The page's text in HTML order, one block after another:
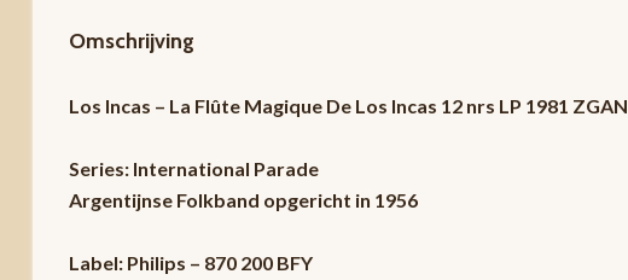
Omschrijving
Los Incas – La Flûte Magique De Los Incas 12 nrs LP 1981 ZGAN
Series: International Parade
Argentijnse Folkband opgericht in 1956
Label: Philips – 870 200 BFY